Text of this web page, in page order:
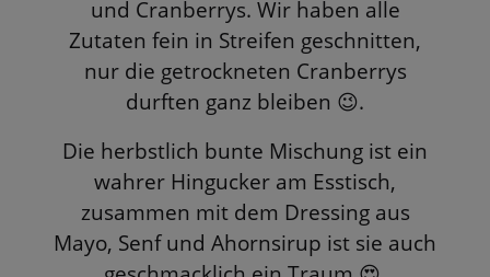
und Cranberrys. Wir haben alle
Zutaten fein in Streifen geschnitten,
nur die getrockneten Cranberrys
durften ganz bleiben 😉.
Die herbstlich bunte Mischung ist ein
wahrer Hingucker am Esstisch,
zusammen mit dem Dressing aus
Mayo, Senf und Ahornsirup ist sie auch